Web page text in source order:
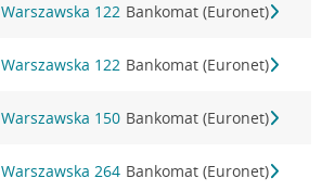
122 Bankomat (Euronet)
122 Bankomat (Euronet)
150 Bankomat (Euronet)
264 Bankomat (Euronet)